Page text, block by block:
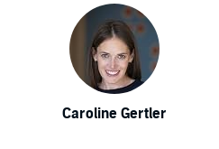
Caroline Gertler